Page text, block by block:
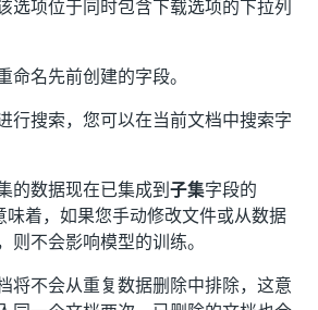
选项位于同时包含下载选项的下拉列
命名先前创建的字段。
行搜索，您可以在当前文档中搜索字
的数据现在已集成到子集字段的
味着，如果您手动修改文件或从数据
则不会影响模型的训练。
将不会从重复数据删除中排除，这意